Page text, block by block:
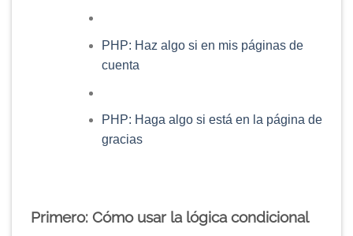
PHP: Haz algo si en mis páginas de
cuenta
PHP: Haga algo si está en la página de
gracias
Primero: Cómo usar la lógica condicional